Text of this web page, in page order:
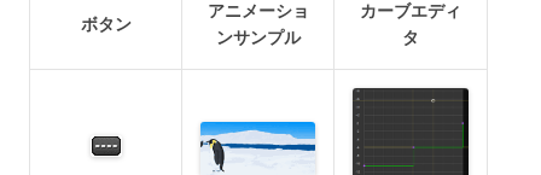
ボタン
アニメーショ
ンサンプル
カーブエディ
タ